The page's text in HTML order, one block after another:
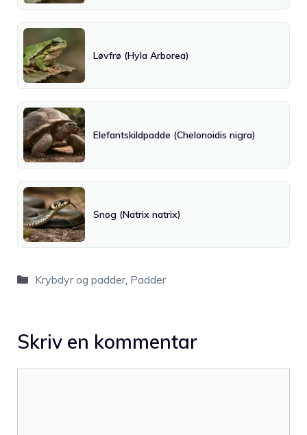
Løvfrø (Hyla Arborea)
Elefantskildpadde (Chelonoidis nigra)
Snog (Natrix natrix)
Kategorier
Krybdyr og padder, Padder
Skriv en kommentar